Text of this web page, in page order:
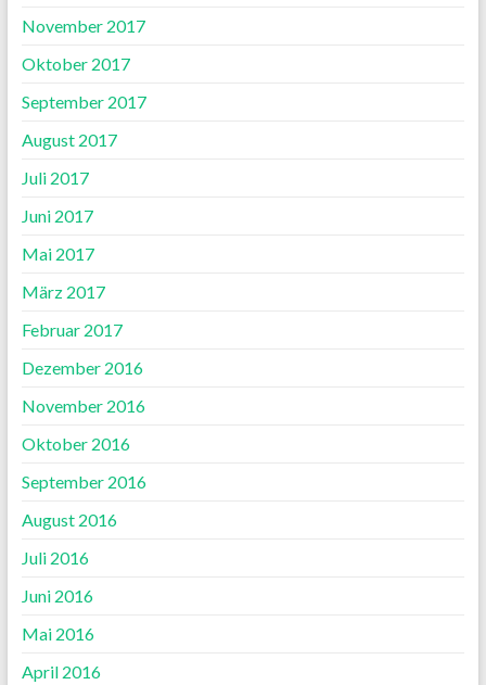
November 2017
Oktober 2017
September 2017
August 2017
Juli 2017
Juni 2017
Mai 2017
März 2017
Februar 2017
Dezember 2016
November 2016
Oktober 2016
September 2016
August 2016
Juli 2016
Juni 2016
Mai 2016
April 2016